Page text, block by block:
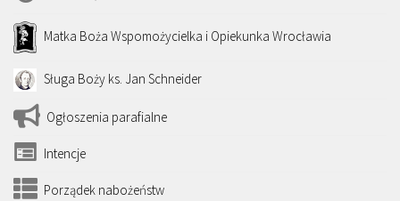
Matka Boża Wspomożycielka i Opiekunka Wrocławia
Sługa Boży ks. Jan Schneider
Ogłoszenia parafialne
Intencje
Porządek nabożeństw